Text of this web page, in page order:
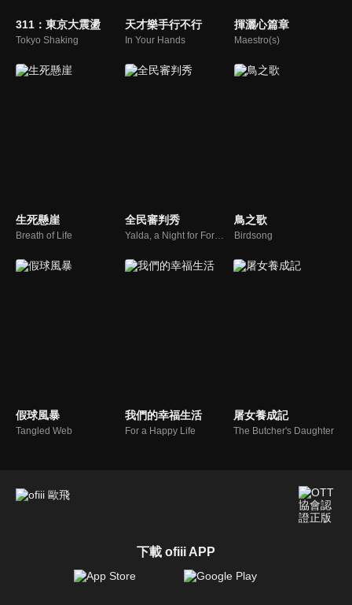
311：東京大震盪
Tokyo Shaking
天才樂手行不行
In Your Hands
揮灑心篇章
Maestro(s)
生死懸崖
Breath of Life
全民審判秀
Yalda, a Night for Forgivness
鳥之歌
Birdsong
假球風暴
Tangled Web
我們的幸福生活
For a Happy Life
屠女養成記
The Butcher's Daughter
下載 ofiii APP